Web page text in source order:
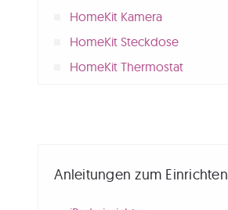
HomeKit Kamera
HomeKit Steckdose
HomeKit Thermostat
Anleitungen zum Einrichten